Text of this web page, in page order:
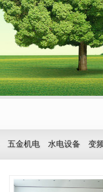
五金机电 水电设备 变